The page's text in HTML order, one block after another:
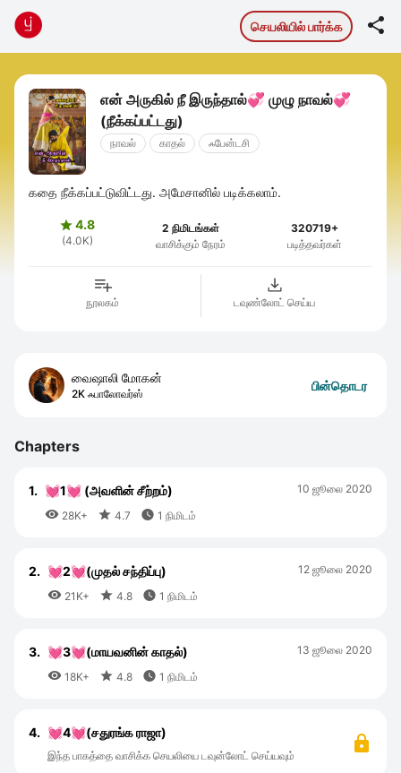
செயலியில் பார்க்க 
என் அருகில் நீ இருந்தால்💞 முழு நாவல்💞
(நீக்கப்பட்டது)
நாவல் காதல் ஃபேன்டசி
கதை நீக்கப்பட்டுவிட்டது. அமேசானில் படிக்கலாம்.
4.8
(4.0K)
2 நிமிடங்கள்
வாசிக்கும் நேரம்
320719+
படித்தவர்கள்
நூலகம் டவுண்லோட் செய்ய
வைஷாலி மோகன்
2K ஃபாலோவர்ஸ்
பின்தொடர
Chapters
1. 💓1💓 (அவளின் சீற்றம்)
 28K+  4.7  1 நிமிடம்
10 ஜூலை 2020
2. 💓2💓(முதல் சந்திப்பு)
 21K+  4.8  1 நிமிடம்
12 ஜூலை 2020
3. 💓3💓(மாயவனின் காதல்)
 18K+  4.8  1 நிமிடம்
13 ஜூலை 2020
4. 💓4💓(சதுரங்க ராஜா)
இந்த பாகத்தை வாசிக்க செயலியை டவுன்லோட் செய்யவும்